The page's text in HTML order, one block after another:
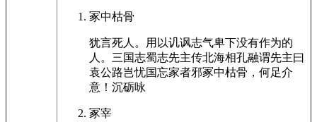
冢中枯骨
犹言死人。用以讥讽志气卑下没有作为的
人。三国志蜀志先主传北海相孔融谓先主曰
袁公路岂忧国忘家者邪冢中枯骨，何足介
意！沉砺咏
冢宰